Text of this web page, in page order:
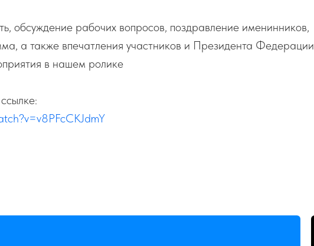
обсуждение рабочих вопросов, поздравление именинников,
а также впечатления участников и Президента Федерации
в нашем ролике